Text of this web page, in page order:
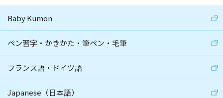
Baby Kumon
ペン習字・かきかた・筆ペン・毛筆
フランス語・ドイツ語
Japanese（日本語）